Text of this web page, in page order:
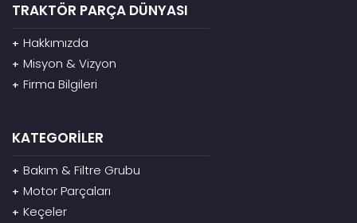
TRAKTÖR PARÇA DÜNYASI
+ Hakkımızda
+ Misyon & Vizyon
+ Firma Bilgileri
KATEGORİLER
+ Bakım & Filtre Grubu
+ Motor Parçaları
+ Keçeler